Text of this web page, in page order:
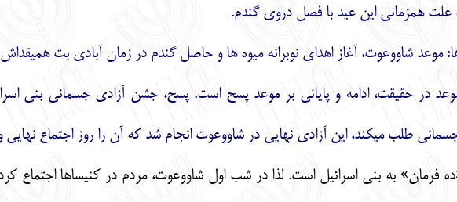
همزماني اين عيد با فصل دروي گندم.
ها: موعد شاووعوت، آغاز اهداي نوبرانه ميوه ها و حاصل گندم در زمان آبادي بت
در حقيقت، ادامه و پاياني بر موعد پسح است. پسح، جشن آزادي جسماني بني
طلب ميكند، اين آزادي نهايي در شاووعوت انجام شد كه آن را روز اجتماع
فرمان» به بني اسرائيل است. لذا در شب اول شاووعوت، مردم در كنيساها اجتماع